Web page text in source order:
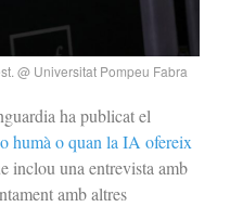
@ Universitat Pompeu Fabra
ha publicat el
humà o quan la IA ofereix
inclou una entrevista amb
amb altres